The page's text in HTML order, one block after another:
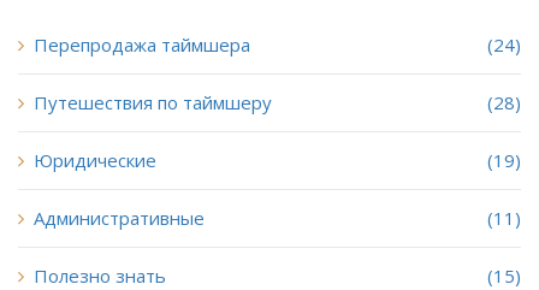
Перепродажа таймшера (24)
Путешествия по таймшеру (28)
Юридические (19)
Административные (11)
Полезно знать (15)